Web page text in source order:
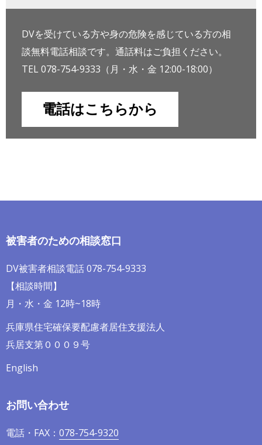
DVを受けている方や身の危険を感じている方の相
談無料電話相談です。通話料はご負担ください。
TEL 078-754-9333（月・水・金 12:00-18:00）
電話はこちらから
被害者のための相談窓口
DV被害者相談電話 078-754-9333
【相談時間】
月・水・金 12時~18時
兵庫県住宅確保要配慮者居住支援法人
兵居支第０００９号
English
お問い合わせ
電話・FAX： 078-754-9320